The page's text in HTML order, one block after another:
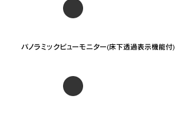
パノラミックビューモニター(床下透過表示機能付)